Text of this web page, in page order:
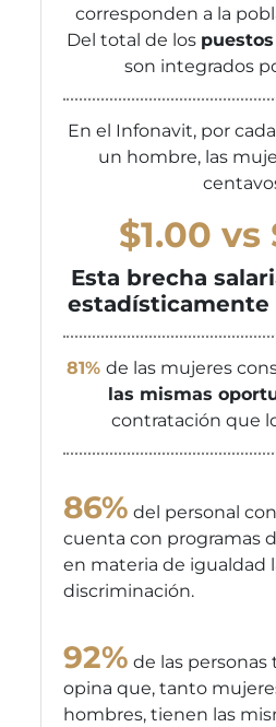
corresponden a la
Del total de los
son integrados
En el Infonavit, por
un hombre, las
$1.00 vs
Esta brecha
81% de las mujeres
las mismas
contratación que
86% del personal
cuenta con programas
en materia de igualdad
discriminación.
92% de las personas
opina que, tanto
hombres, tienen las